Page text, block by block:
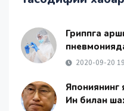
Гриппга
2020-09-20
Ин билан